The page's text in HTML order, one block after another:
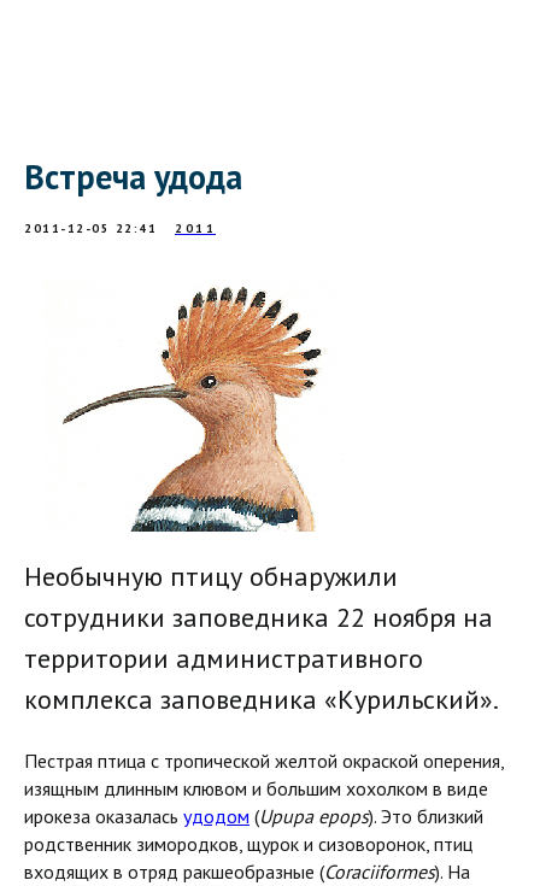
Встреча удода
2011-12-05 22:41 2011
Необычную птицу обнаружили
сотрудники заповедника 22 ноября на
территории административного
комплекса заповедника «Курильский».
Пестрая птица с тропической желтой окраской оперения,
изящным длинным клювом и большим хохолком в виде
ирокеза оказалась удодом (Upupa epops). Это близкий
родственник зимородков, щурок и сизоворонок, птиц
входящих в отряд ракшеобразные (Coraciiformes). На